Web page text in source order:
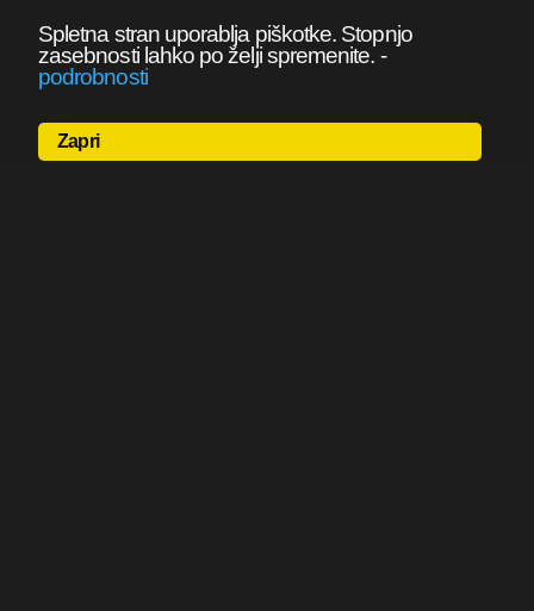
Spletna stran uporablja piškotke. Stopnjo
zasebnosti lahko po želji spremenite. -
podrobnosti
Zapri